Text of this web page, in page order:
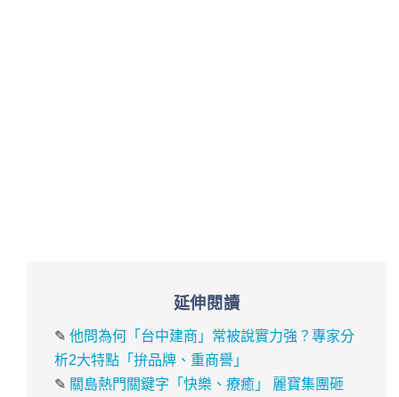
延伸閱讀
✎他問為何「台中建商」常被說實力強？專家分
析2大特點「拚品牌、重商譽」
✎ 關島熱門關鍵字「快樂、療癒」 麗寶集團砸